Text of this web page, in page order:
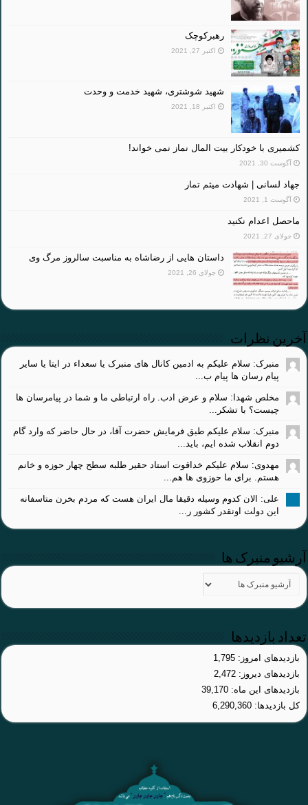
رهبرکوچک
اکتبر 27, 2021
شهید شوشتری، شهید خدمت و وحدت
اکتبر 18, 2021
کشمیری با خودکار بیت المال نماز نمی خواند!
آگوست 30, 2021
جهاد لسانی | شهادت میثم تمار
آگوست 1, 2021
ماحصل اعدام نکنید
جولای 27, 2021
داستان هایی از رضاشاه به مناسبت سالروز مرگ وی
جولای 26, 2021
آخرین نظرات
منبرک: سلام علیکم به ادمین کانال های منبرک یا سعداء در ایتا یا سایر
پیام رسان ها پیام ب...
مخلص شهدا: سلام و عرض ادب. راه ارتباطی ما و شما در پیامرسان ها
چیست؟ با تشکر...
منبرک: سلام علیکم طبق فرمایش حضرت آقا، در حال حاضر که وارد گام
دوم انقلاب شده ایم، باید...
مهدوی: سلام علیکم خداقوت استاد حقیر طلبه سطح چهار حوزه و خانم
هستم. برای ما حوزوی ها هم...
علی: الان کدوم وسیله دقیقا مال ایران هست که مردم بخرن متاسفانه
این دولت اونقدر کشور ر...
آرشیو منبرک ها
تعداد بازدیدها
بازدیدهای امروز:1,795
بازدیدهای دیروز:2,472
بازدیدهای این ماه:39,170
کل بازدیدها:6,290,360